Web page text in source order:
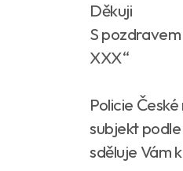
Děkuji
S pozdravem
XXX“
Policie
subjekt
sděluje Vám